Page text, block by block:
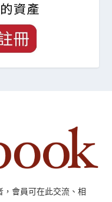
會員可在此交流、相